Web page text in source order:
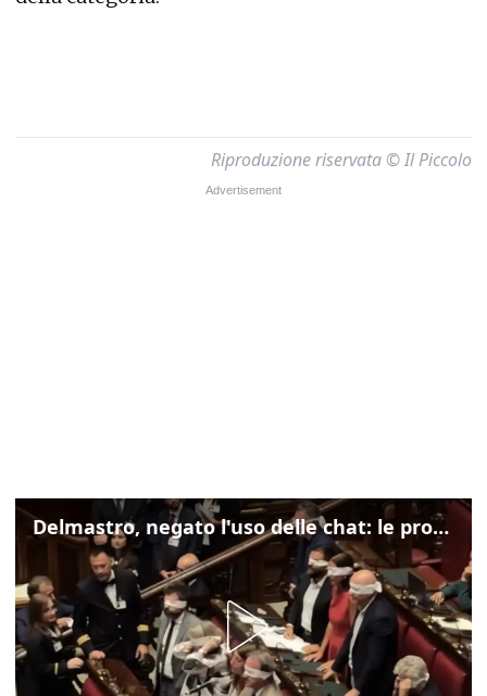
Riproduzione riservata © Il Piccolo
Delmastro, negato l'uso delle chat: le proteste di Avs e M5s